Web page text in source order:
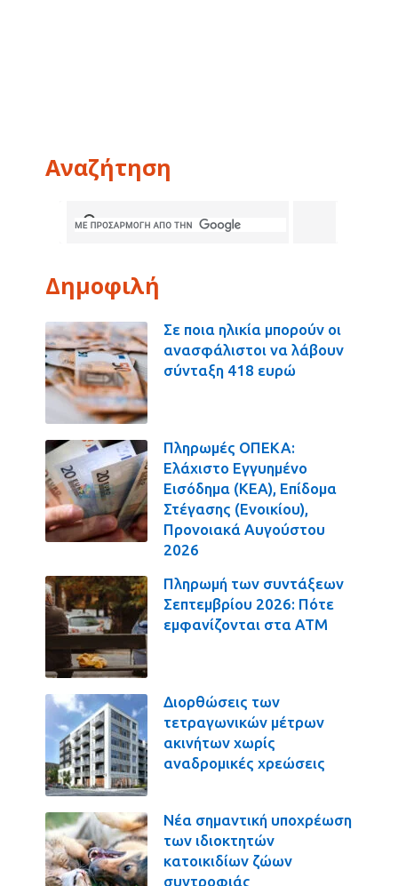
Αναζήτηση
Δημοφιλή
Σε ποια ηλικία μπορούν οι
ανασφάλιστοι να λάβουν
σύνταξη 418 ευρώ
Πληρωμές ΟΠΕΚΑ:
Ελάχιστο Εγγυημένο
Εισόδημα (ΚΕΑ), Επίδομα
Στέγασης (Ενοικίου),
Προνοιακά Αυγούστου
2026
Πληρωμή των συντάξεων
Σεπτεμβρίου 2026: Πότε
εμφανίζονται στα ΑΤΜ
Διορθώσεις των
τετραγωνικών μέτρων
ακινήτων χωρίς
αναδρομικές χρεώσεις
Νέα σημαντική υποχρέωση
των ιδιοκτητών
κατοικιδίων ζώων
συντροφιάς